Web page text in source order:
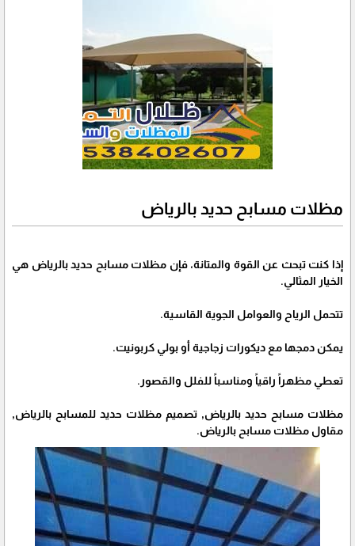
مظلات مسابح حديد بالرياض
إذا كنت تبحث عن القوة والمتانة، فإن مظلات مسابح حديد بالرياض هي
الخيار المثالي.
تتحمل الرياح والعوامل الجوية القاسية.
يمكن دمجها مع ديكورات زجاجية أو بولي كربونيت.
تعطي مظهراً راقياً ومناسباً للفلل والقصور.
مظلات مسابح حديد بالرياض, تصميم مظلات حديد للمسابح بالرياض,
مقاول مظلات مسابح بالرياض.